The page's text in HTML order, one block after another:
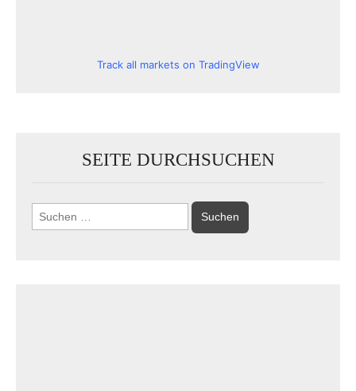
Track all markets on TradingView
SEITE DURCHSUCHEN
Suchen
nach: